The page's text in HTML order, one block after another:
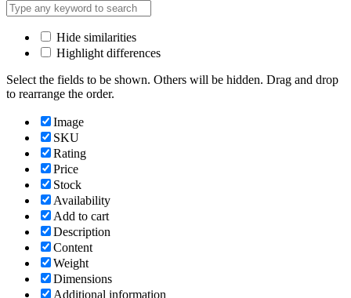
Hide similarities
Highlight differences
Select the fields to be shown. Others will be hidden. Drag and drop
to rearrange the order.
Image
SKU
Rating
Price
Stock
Availability
Add to cart
Description
Content
Weight
Dimensions
Additional information